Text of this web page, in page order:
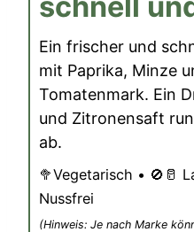
Ein frischer und
mit Paprika, Minze
Tomatenmark. Ein
und Zitronensaft
ab.
🥦Vegetarisch • 🚫🥛
Nussfrei
(Hinweis: Je nach Marke können Produkte versteckte